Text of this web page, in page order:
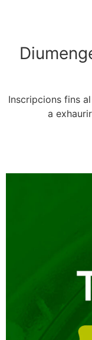
Inscripcions fins
a